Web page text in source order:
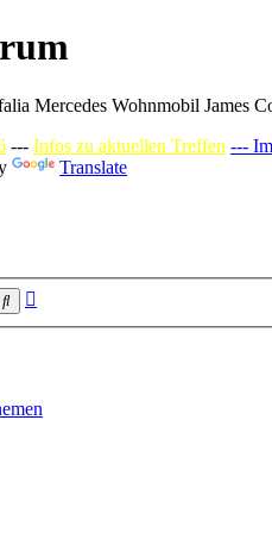
Mercedes Wohnmobil James
--- Infos zu aktuellen Treffen ---
Translate
Suche